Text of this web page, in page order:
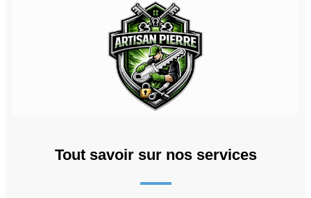
Tout savoir sur nos services